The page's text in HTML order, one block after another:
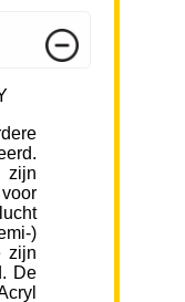
)
zijn
De